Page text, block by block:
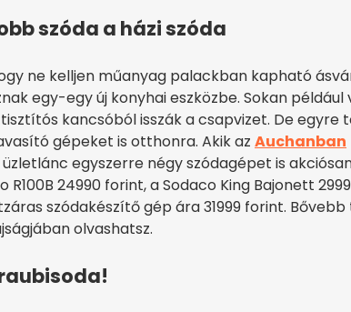
szóda a házi szóda
ne kelljen műanyag palackban kapható
egy-egy új konyhai eszközbe. Sokan
kancsóból isszák a csapvizet. De egyre
gépeket is otthonra. Akik az Auchanban
egyszerre négy szódagépet is
R100B 24990 forint, a Sodaco King Bajonett
szódakészítő gép ára 31999 forint.
olvashatsz.